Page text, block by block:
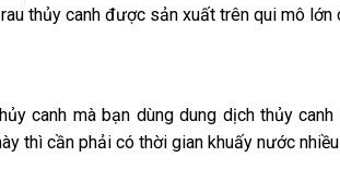
thủy canh được sản xuất trên qui mô lớn
canh mà bạn dùng dung dịch thủy
thì cần phải có thời gian khuấy nước